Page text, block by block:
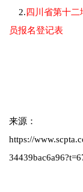
2. 四川省第十
员报名登记表
来源：
https://